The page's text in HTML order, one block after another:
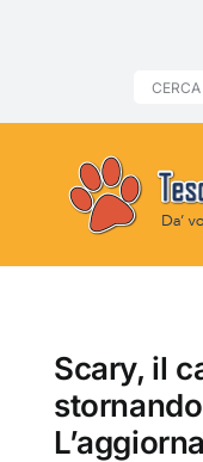
Search
HOME
SMARRITI O DA
Scary, il